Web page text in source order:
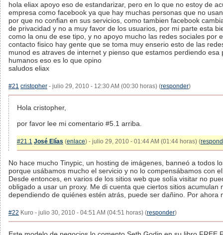
hola eliax apoyo eso de estandarizar, pero en lo que no estoy de
empresa como facebook ya que hay muchas personas que no
por que no confian en sus servicios, como tambien facebook
de privacidad y no a muy favor de los usuarios, por mi parte esta
como la onu de ese tipo, y no apoyo mucho las redes sociales por
contacto fisico hay gente que se toma muy enserio esto de las
munod es atraves de internet y pienso que estamos perdiendo esa
humanos eso es lo que opino
saludos eliax
#21 cristopher - julio 29, 2010 - 12:30 AM (00:30 horas) (responder)
Hola cristopher,
por favor lee mi comentario #5.1 arriba.
#21.1 José Elías (enlace) - julio 29, 2010 - 01:44 AM (01:44 horas) (
No hace mucho Tinypic, un hosting de imágenes, banneó a todos
porque usábamos mucho el servicio y no lo compensábamos con
Desde entonces, en varios de los sitios web que solía visitar no
obligado a usar un proxy. Me di cuenta que ciertos sitios acumulan
dependiendo de quiénes estén atrás, puede ser dañino. Por ahora
#22 Kuro - julio 30, 2010 - 04:51 AM (04:51 horas) (responder)